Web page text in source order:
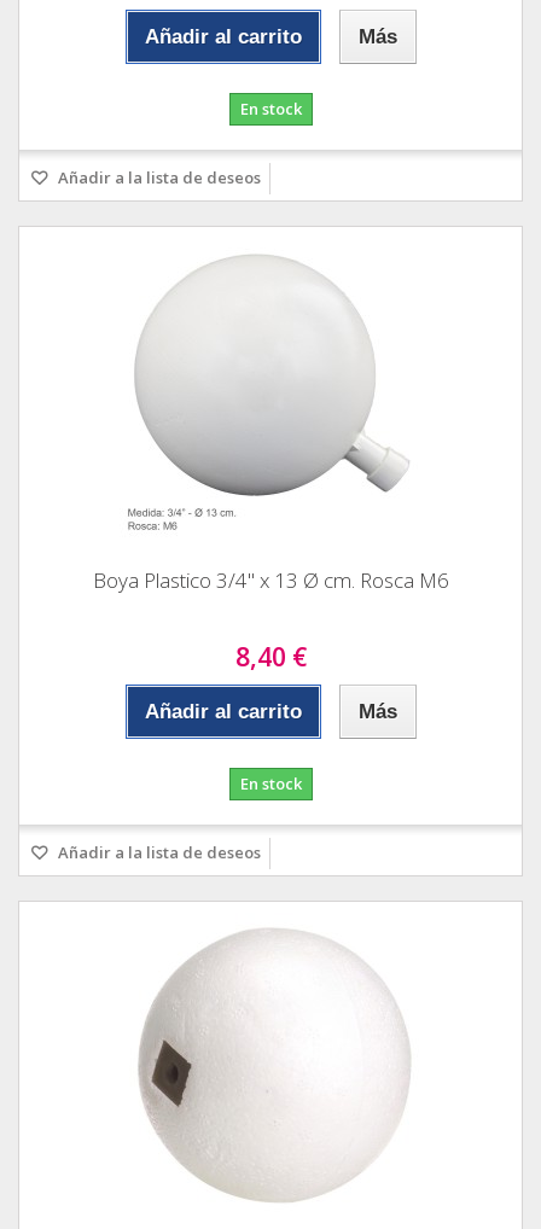
Añadir al carrito Más
En stock
Añadir a la lista de deseos
Boya Plastico 3/4" x 13 Ø cm. Rosca M6
8,40 €
Añadir al carrito Más
En stock
Añadir a la lista de deseos